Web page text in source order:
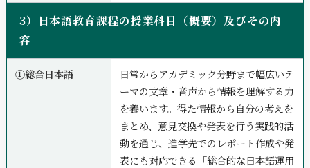
3）日本語教育課程の授業科目（概要）及びその内
容
①総合日本語
日常からアカデミック分野まで幅広いテ
ーマの文章・音声から情報を理解する力
を養います。得た情報から自分の考えを
まとめ、意見交換や発表を行う実践的活
動を通じ、進学先でのレポート作成や発
表にも対応できる「総合的な日本語運用